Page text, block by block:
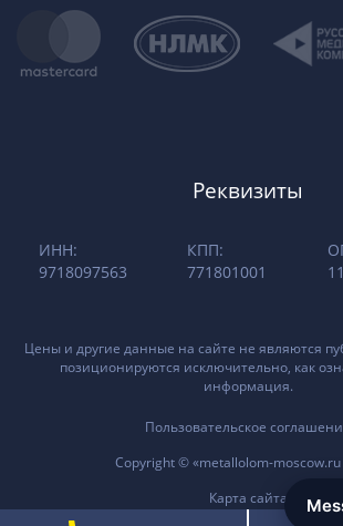
Реквизиты
ИНН:
9718097563
КПП:
771801001
Цены и другие данные на сайте не являются
позиционируются исключительно, как
информация.
Пользовательское
Copyright © «metallolom-moscow.ru
Карта сайта